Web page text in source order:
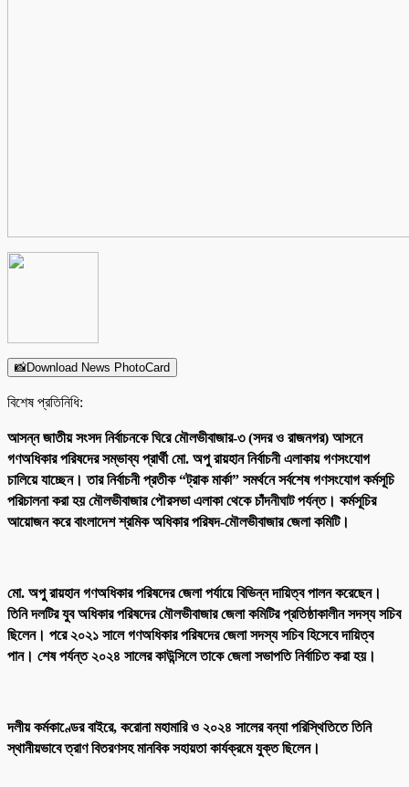
📸Download News PhotoCard
বিশেষ প্রতিনিধি:
আসন্ন জাতীয় সংসদ নির্বাচনকে ঘিরে মৌলভীবাজার-৩ (সদর ও রাজনগর) আসনে
গণঅধিকার পরিষদের সম্ভাব্য প্রার্থী মো. অপু রায়হান নির্বাচনী এলাকায় গণসংযোগ
চালিয়ে যাচ্ছেন। তার নির্বাচনী প্রতীক “ট্রাক মার্কা” সমর্থনে সর্বশেষ গণসংযোগ কর্মসূচি
পরিচালনা করা হয় মৌলভীবাজার পৌরসভা এলাকা থেকে চাঁদনীঘাট পর্যন্ত। কর্মসূচির
আয়োজন করে বাংলাদেশ শ্রমিক অধিকার পরিষদ-মৌলভীবাজার জেলা কমিটি।
মো. অপু রায়হান গণঅধিকার পরিষদের জেলা পর্যায়ে বিভিন্ন দায়িত্ব পালন করেছেন।
তিনি দলটির যুব অধিকার পরিষদের মৌলভীবাজার জেলা কমিটির প্রতিষ্ঠাকালীন সদস্য সচিব
ছিলেন। পরে ২০২১ সালে গণঅধিকার পরিষদের জেলা সদস্য সচিব হিসেবে দায়িত্ব
পান। শেষ পর্যন্ত ২০২৪ সালের কাউন্সিলে তাকে জেলা সভাপতি নির্বাচিত করা হয়।
দলীয় কর্মকাণ্ডের বাইরে, করোনা মহামারি ও ২০২৪ সালের বন্যা পরিস্থিতিতে তিনি
স্থানীয়ভাবে ত্রাণ বিতরণসহ মানবিক সহায়তা কার্যক্রমে যুক্ত ছিলেন।